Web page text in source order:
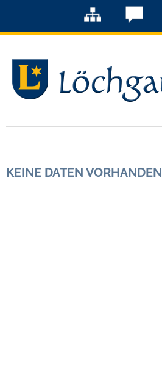
Grußwort Bürgermeister
KEINE DATEN VORHANDEN